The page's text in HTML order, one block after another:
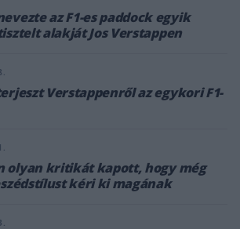
az F1-es paddock egyik
alakját Jos Verstappen
Verstappenről az egykori F1-
olyan kritikát kapott, hogy még
kéri ki magának